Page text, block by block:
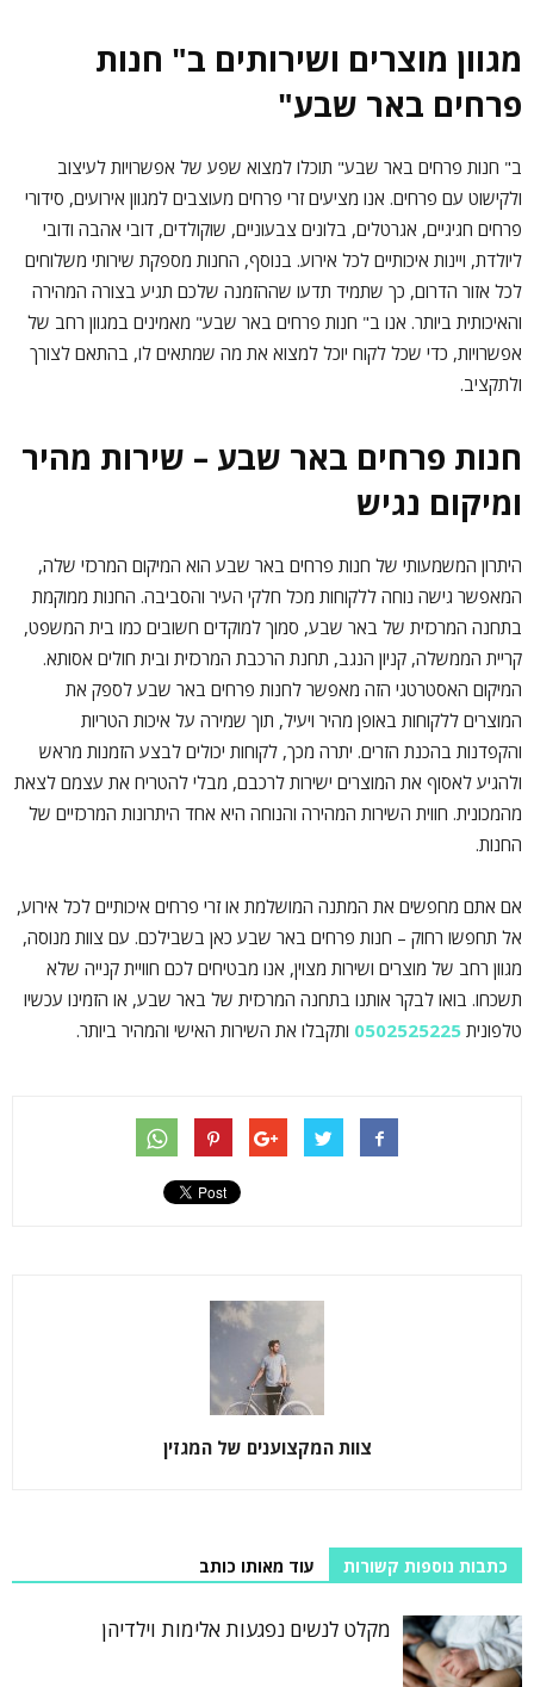
מגוון מוצרים ושירותים ב" חנות
פרחים באר שבע"
ב" חנות פרחים באר שבע" תוכלו למצוא שפע של אפשרויות לעיצוב
ולקישוט עם פרחים. אנו מציעים זרי פרחים מעוצבים למגוון אירועים, סידורי
פרחים חגיגיים, אגרטלים, בלונים צבעוניים, שוקולדים, דובי אהבה ודובי
ליולדת, ויינות איכותיים לכל אירוע. בנוסף, החנות מספקת שירותי משלוחים
לכל אזור הדרום, כך שתמיד תדעו שההזמנה שלכם תגיע בצורה המהירה
והאיכותית ביותר. אנו ב" חנות פרחים באר שבע" מאמינים במגוון רחב של
אפשרויות, כדי שכל לקוח יוכל למצוא את מה שמתאים לו, בהתאם לצורך
ולתקציב.
חנות פרחים באר שבע – שירות מהיר
ומיקום נגיש
היתרון המשמעותי של חנות פרחים באר שבע הוא המיקום המרכזי שלה,
המאפשר גישה נוחה ללקוחות מכל חלקי העיר והסביבה. החנות ממוקמת
בתחנה המרכזית של באר שבע, סמוך למוקדים חשובים כמו בית המשפט,
קריית הממשלה, קניון הנגב, תחנת הרכבת המרכזית ובית חולים אסותא.
המיקום האסטרטגי הזה מאפשר לחנות פרחים באר שבע לספק את
המוצרים ללקוחות באופן מהיר ויעיל, תוך שמירה על איכות הטריות
והקפדנות בהכנת הזרים. יתרה מכך, לקוחות יכולים לבצע הזמנות מראש
ולהגיע לאסוף את המוצרים ישירות לרכבם, מבלי להטריח את עצמם לצאת
מהמכונית. חווית השירות המהירה והנוחה היא אחד היתרונות המרכזיים של
החנות.
אם אתם מחפשים את המתנה המושלמת או זרי פרחים איכותיים לכל אירוע,
אל תחפשו רחוק – חנות פרחים באר שבע כאן בשבילכם. עם צוות מנוסה,
מגוון רחב של מוצרים ושירות מצוין, אנו מבטיחים לכם חוויית קנייה שלא
תשכחו. בואו לבקר אותנו בתחנה המרכזית של באר שבע, או הזמינו עכשיו
טלפונית 0502525225 ותקבלו את השירות האישי והמהיר ביותר.
צוות המקצוענים של המגזין
כתבות נוספות קשורות עוד מאותו כותב
מקלט לנשים נפגעות אלימות וילדיהן